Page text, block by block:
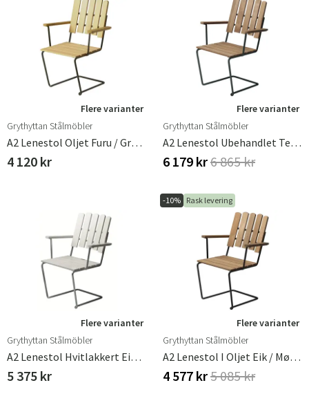
Sverige
Norge
Suomi
Flere varianter
Grythyttan Stålmöbler
A2 Lenestol Oljet Furu / Grønt Understell
4 120 kr
Flere varianter
Grythyttan Stålmöbler
A2 Lenestol Ubehandlet Teak/sort Understell
6 179 kr6 865 kr
Flere varianter
Grythyttan Stålmöbler
A2 Lenestol Hvitlakkert Eik / Varmegalvanisert Stativ Grythyttan Stålmöbler
5 375 kr
-10% Rask levering
Flere varianter
Grythyttan Stålmöbler
A2 Lenestol I Oljet Eik / Mørkegrønt Stativ Grythyttan Stålmöbler
4 577 kr5 085 kr